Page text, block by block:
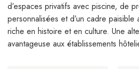
d’espaces privatifs avec piscine, de
personnalisées et d’un cadre paisible
riche en histoire et en culture. Une
avantageuse aux établissements